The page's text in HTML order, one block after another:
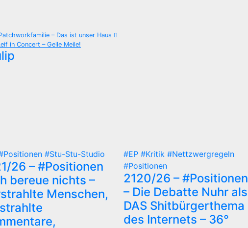
– Das ist unser Haus
in Concert – Geile Meile!
#Stu-Stu-Studio
26 – #Positionen
bereue nichts –
Menschen,
#EP #Kritik #Nettzwergregeln
#Positionen
2120/26 – #Positionen
– Die Debatte Nuhr als
DAS Shitbürgerthema
des Internets – 36°